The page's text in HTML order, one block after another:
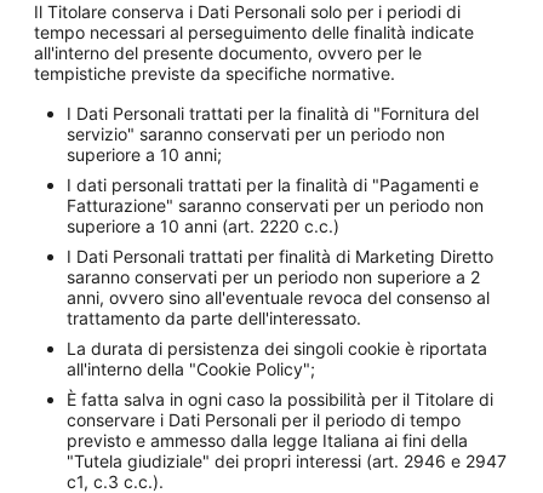
Il Titolare conserva i Dati Personali solo per i periodi di
tempo necessari al perseguimento delle finalità indicate
all'interno del presente documento, ovvero per le
tempistiche previste da specifiche normative.
I Dati Personali trattati per la finalità di "Fornitura del
servizio" saranno conservati per un periodo non
superiore a 10 anni;
I dati personali trattati per la finalità di "Pagamenti e
Fatturazione" saranno conservati per un periodo non
superiore a 10 anni (art. 2220 c.c.)
I Dati Personali trattati per finalità di Marketing Diretto
saranno conservati per un periodo non superiore a 2
anni, ovvero sino all'eventuale revoca del consenso al
trattamento da parte dell'interessato.
La durata di persistenza dei singoli cookie è riportata
all'interno della "Cookie Policy";
È fatta salva in ogni caso la possibilità per il Titolare di
conservare i Dati Personali per il periodo di tempo
previsto e ammesso dalla legge Italiana ai fini della
"Tutela giudiziale" dei propri interessi (art. 2946 e 2947
c1, c.3 c.c.).